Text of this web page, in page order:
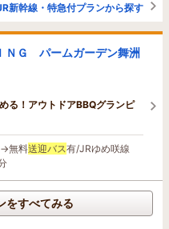
新幹線・特急付プランから探す
ＮＧ パームガーデン舞洲
る！アウトドアBBQグランピ
→無料送迎バス有/JRゆめ咲線
をすべてみる